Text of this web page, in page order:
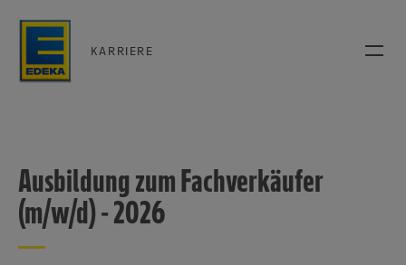
KARRIERE
Ausbildung zum Fachverkäufer
(m/w/d) - 2026